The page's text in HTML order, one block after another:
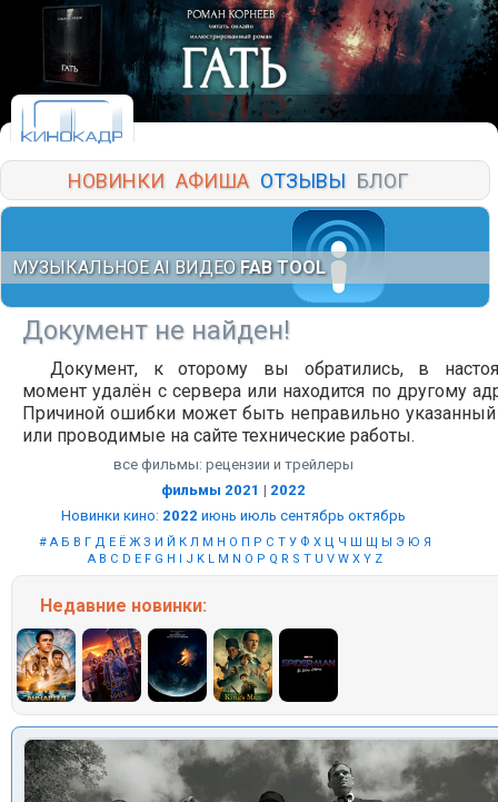
НОВИНКИ АФИША ОТЗЫВЫ БЛОГ
МУЗЫКАЛЬНОЕ AI ВИДЕО FAB TOOL
Документ не найден!
Документ, к оторому вы обратились, в
момент удалён с сервера или находится по другому
Причиной ошибки может быть неправильно указанный
или проводимые на сайте технические работы.
все фильмы: рецензии и трейлеры
фильмы 2021 | 2022
Новинки кино: 2022 июнь июль сентябрь октябрь
# А Б В Г Д Е Ё Ж З И Й К Л М Н О П Р С Т У Ф Х Ц Ч Ш Щ Ы Э Ю Я
A B C D E F G H I J K L M N O P Q R S T U V W X Y Z
Недавние новинки: